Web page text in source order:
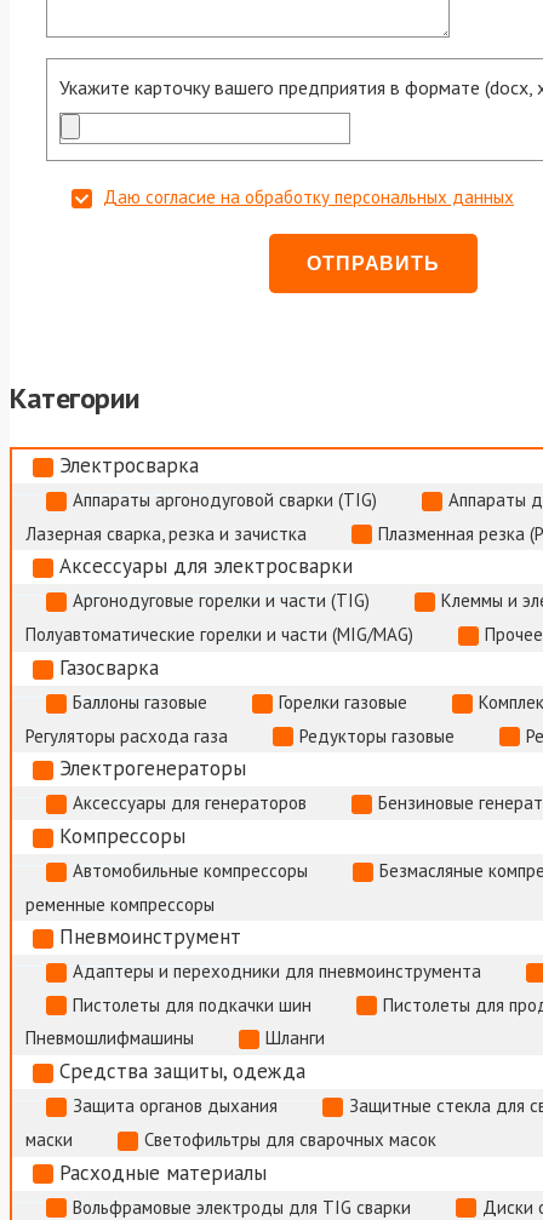
Укажите карточку вашего предприятия в формате (docx,
Даю согласие на обработку персональных данных
Категории
Электросварка
Аппараты аргонодуговой сварки (TIG)
Аппараты
Лазерная сварка, резка и зачистка
Плазменная резка
Аксессуары для электросварки
Аргонодуговые горелки и части (TIG)
Клеммы и
Полуавтоматические горелки и части (MIG/MAG)
Газосварка
Баллоны газовые Горелки газовые
Регуляторы расхода газа
Редукторы газовые
Электрогенераторы
Аксессуары для генераторов Бензиновые
Компрессоры
Автомобильные компрессоры
Безмасляные
ременные компрессоры
Пневмоинструмент
Адаптеры и переходники для пневмоинструмента
Пистолеты для подкачки шин
Пистолеты для
Пневмошлифмашины
Шланги
Средства защиты, одежда
Защита органов дыхания
Защитные стекла для
маски
Светофильтры для сварочных масок
Расходные материалы
Вольфрамовые электроды для TIG сварки
Диски